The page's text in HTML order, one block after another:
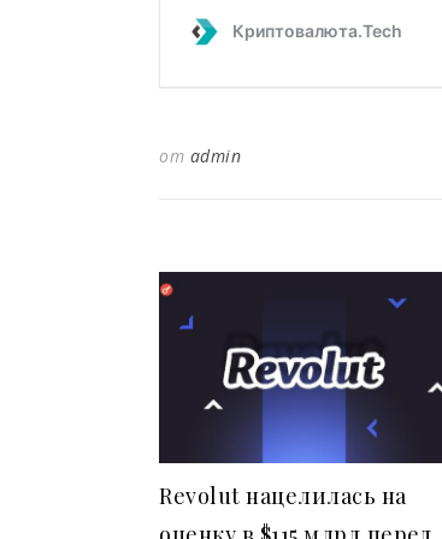
от admin
Revolut нацелилась на